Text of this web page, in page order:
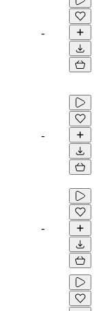
-
-
-